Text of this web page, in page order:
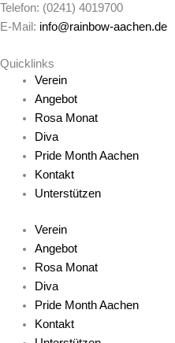
Telefon: (0241) 4019700
E-Mail: info@rainbow-aachen.de
Quicklinks
Verein
Angebot
Rosa Monat
Diva
Pride Month Aachen
Kontakt
Unterstützen
Verein
Angebot
Rosa Monat
Diva
Pride Month Aachen
Kontakt